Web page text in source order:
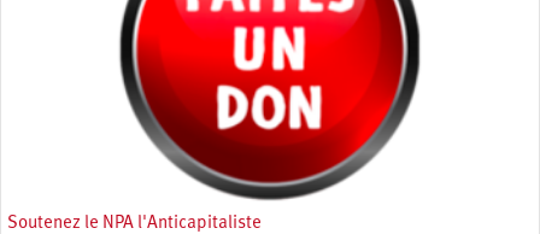
Soutenez le NPA l'Anticapitaliste